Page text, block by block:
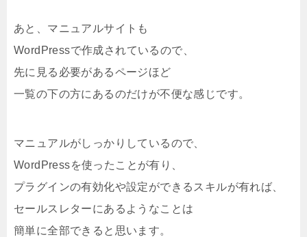
あと、マニュアルサイトも
WordPressで作成されているので、
先に見る必要があるページほど
一覧の下の方にあるのだけが不便な感じです。
マニュアルがしっかりしているので、
WordPressを使ったことが有り、
プラグインの有効化や設定ができるスキルが有れば、
セールスレターにあるようなことは
簡単に全部できると思います。